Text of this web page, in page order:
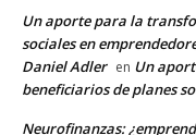
Un aporte para la
sociales en
Daniel Adler en Un
beneficiarios de planes
Neurofinanzas: